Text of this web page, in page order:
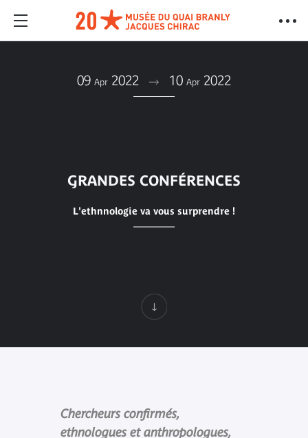
09 Apr 2022 10 Apr 2022
GRANDES CONFÉRENCES
L'ethnnologie va vous surprendre !
Chercheurs confirmés,
ethnologues et anthropologues,